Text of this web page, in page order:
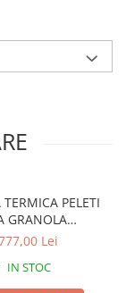
PELETI
GRANOLA
20R - 20KW
Lei
IN STOC